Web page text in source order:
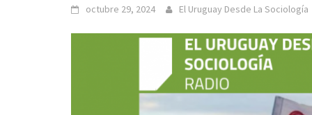
octubre 29, 2024 El Uruguay Desde La Sociología